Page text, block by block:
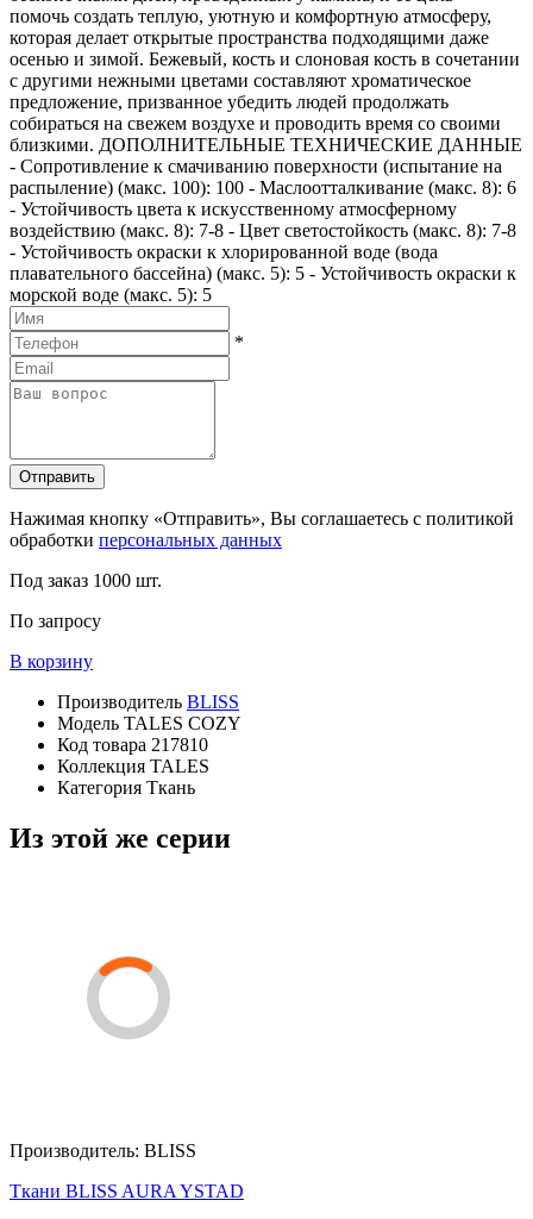
помочь создать теплую, уютную и комфортную атмосферу,
которая делает открытые пространства подходящими даже
осенью и зимой. Бежевый, кость и слоновая кость в сочетании
с другими нежными цветами составляют хроматическое
предложение, призванное убедить людей продолжать
собираться на свежем воздухе и проводить время со своими
близкими. ДОПОЛНИТЕЛЬНЫЕ ТЕХНИЧЕСКИЕ ДАННЫЕ
- Сопротивление к смачиванию поверхности (испытание на
распыление) (макс. 100): 100 - Маслоотталкивание (макс. 8): 6
- Устойчивость цвета к искусственному атмосферному
воздействию (макс. 8): 7-8 - Цвет светостойкость (макс. 8): 7-8
- Устойчивость окраски к хлорированной воде (вода
плавательного бассейна) (макс. 5): 5 - Устойчивость окраски к
морской воде (макс. 5): 5
*
Отправить
Нажимая кнопку «Отправить», Вы соглашаетесь с политикой
обработки персональных данных
Под заказ 1000 шт.
По запросу
В корзину
Производитель BLISS
Модель TALES COZY
Код товара 217810
Коллекция TALES
Категория Ткань
Из этой же серии
Производитель: BLISS
Ткани BLISS AURA YSTAD